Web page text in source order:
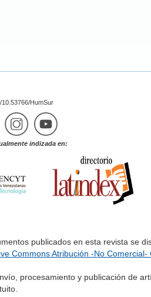
HumSur
indizada en:
publicados en esta revista se
Commons Atribución -No
procesamiento y publicación de